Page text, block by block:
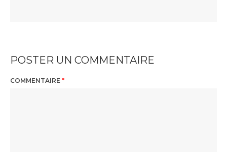
POSTER UN COMMENTAIRE
COMMENTAIRE *